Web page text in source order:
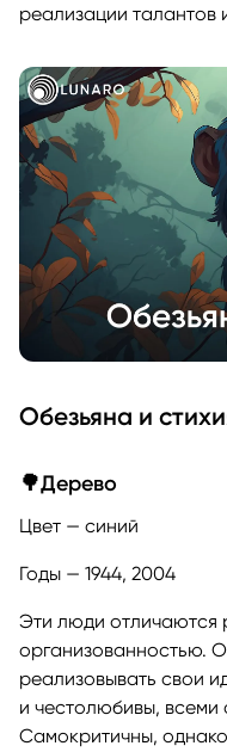
реализации талантов
Обезьяна и
🌳Дерево
Цвет — синий
Годы — 1944, 2004
Эти люди отличаются
организованностью.
реализовывать свои
и честолюбивы, всеми
Самокритичны,